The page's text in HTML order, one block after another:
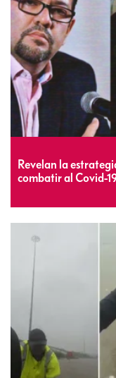
Revelan la
combatir al Covid-